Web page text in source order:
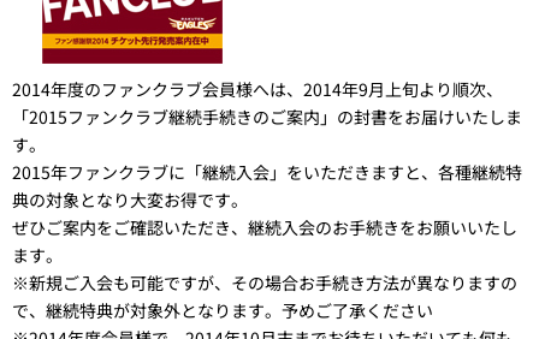
2014年度のファンクラブ会員様へは、2014年9月上旬より順次、
「2015ファンクラブ継続手続きのご案内」の封書をお届けいたしま
す。
2015年ファンクラブに「継続入会」をいただきますと、各種継続特
典の対象となり大変お得です。
ぜひご案内をご確認いただき、継続入会のお手続きをお願いいたし
ます。
※新規ご入会も可能ですが、その場合お手続き方法が異なりますの
で、継続特典が対象外となります。予めご了承ください